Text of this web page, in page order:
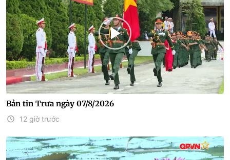
Bản tin Trưa ngày 07/8/2026
12 giờ trước